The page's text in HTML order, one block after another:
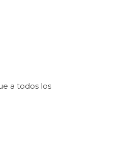
a todos los